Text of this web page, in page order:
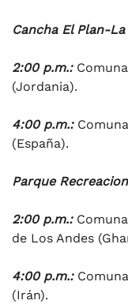
Cancha El Plan-
2:00 p.m.:Comuna
(Jordania).
4:00 p.m.:
(España).
Parque
2:00 p.m.:
de Los Andes
4:00 p.m.:
(Irán).